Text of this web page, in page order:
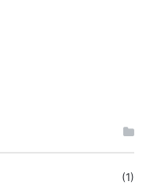
(1)